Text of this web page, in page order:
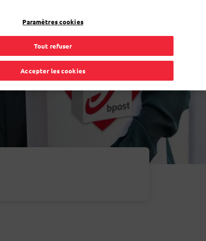
Professionnel
Paramètres cookies
Tout refuser
Accepter les cookies